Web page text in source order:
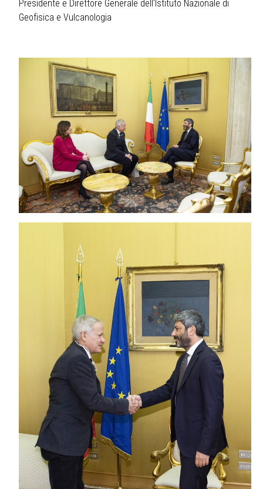
Presidente e Direttore Generale dell'Istituto Nazionale di
Geofisica e Vulcanologia